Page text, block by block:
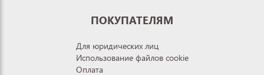
ПОКУПАТЕЛЯМ
Для юридических лиц
Использование файлов cookie
Оплата